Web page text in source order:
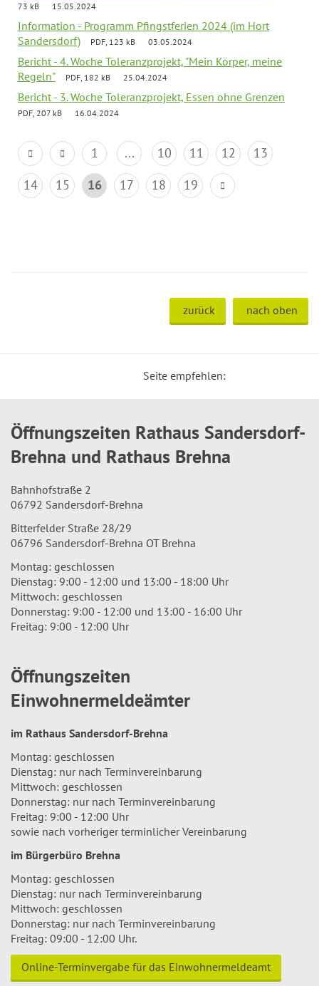
73 kB
15.05.2024
Information - Programm Pfingstferien 2024 (im Hort
Sandersdorf)
PDF, 123 kB 03.05.2024
Bericht - 4. Woche Toleranzprojekt, "Mein Körper, meine
Regeln"
PDF, 182 kB 25.04.2024
Bericht - 3. Woche Toleranzprojekt, Essen ohne Grenzen
PDF, 207 kB 16.04.2024
1 ... 10 11 12
13
14
15 16 17 18 19
zurück nach oben
Seite empfehlen:
Öffnungszeiten Rathaus Sandersdorf-
Brehna und Rathaus Brehna
Bahnhofstraße 2
06792 Sandersdorf-Brehna
Bitterfelder Straße 28/29
06796 Sandersdorf-Brehna OT Brehna
Montag: geschlossen
Dienstag: 9:00 - 12:00 und 13:00 - 18:00 Uhr
Mittwoch: geschlossen
Donnerstag: 9:00 - 12:00 und 13:00 - 16:00 Uhr
Freitag: 9:00 - 12:00 Uhr
Öffnungszeiten
Einwohnermeldeämter
im Rathaus Sandersdorf-Brehna
Montag: geschlossen
Dienstag: nur nach Terminvereinbarung
Mittwoch: geschlossen
Donnerstag: nur nach Terminvereinbarung
Freitag: 9:00 - 12:00 Uhr
sowie nach vorheriger terminlicher Vereinbarung
im Bürgerbüro Brehna
Montag: geschlossen
Dienstag: nur nach Terminvereinbarung
Mittwoch: geschlossen
Donnerstag: nur nach Terminvereinbarung
Freitag: 09:00 - 12:00 Uhr.
Online-Terminvergabe für das Einwohnermeldeamt